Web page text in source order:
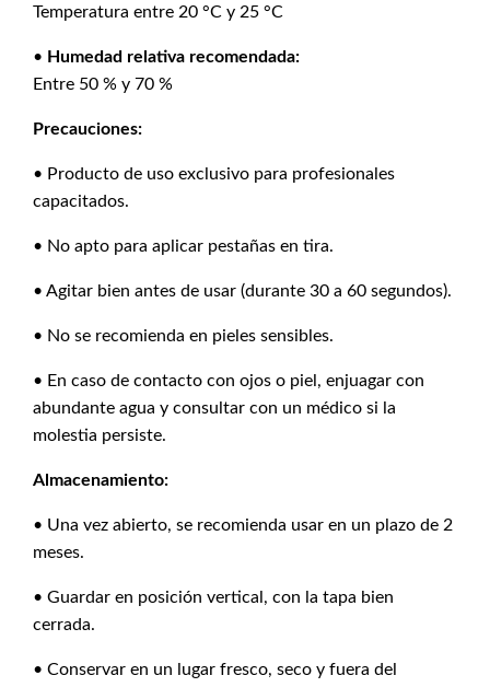
Temperatura entre 20 °C y 25 °C
• Humedad relativa recomendada:
Entre 50 % y 70 %
Precauciones:
• Producto de uso exclusivo para profesionales
capacitados.
• No apto para aplicar pestañas en tira.
• Agitar bien antes de usar (durante 30 a 60 segundos).
• No se recomienda en pieles sensibles.
• En caso de contacto con ojos o piel, enjuagar con
abundante agua y consultar con un médico si la
molestia persiste.
Almacenamiento:
• Una vez abierto, se recomienda usar en un plazo de 2
meses.
• Guardar en posición vertical, con la tapa bien
cerrada.
• Conservar en un lugar fresco, seco y fuera del